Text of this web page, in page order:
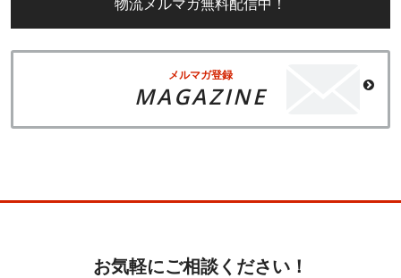
物流メルマガ無料配信中！
メルマガ登録
MAGAZINE
お気軽にご相談ください！